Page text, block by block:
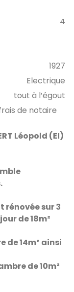
4
1927
Electrique
tout à l’égout
de notaire
Léopold (EI)
rénovée sur 3
de 18m²
de 14m² ainsi
de 10m²